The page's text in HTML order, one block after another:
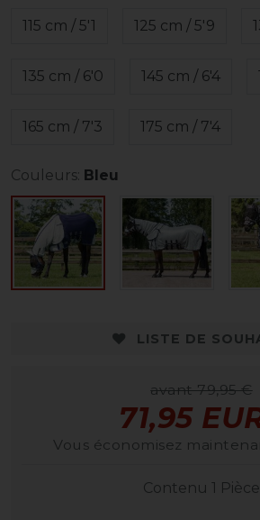
115 cm / 5'1 125 cm / 5'9
135 cm / 6'0 145 cm / 6'4
165 cm / 7'3 175 cm / 7'4
Couleurs: Bleu
LISTE DE
avant 79,95 €
71,95
Vous économisez
Contenu 1 Pièce